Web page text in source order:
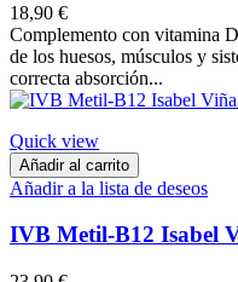
18,90 €
Complemento con vitamina
de los huesos, músculos y
correcta absorción...
Quick view
Añadir al carrito
Añadir a la lista de deseos
IVB Metil-B12 Isabel